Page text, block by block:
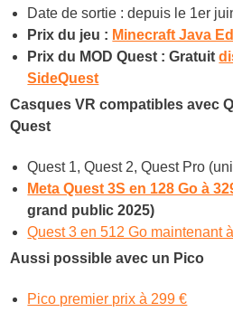
Date de sortie : depuis le 1er
Prix du jeu : Minecraft Java
Prix du MOD Quest : Gratuit
SideQuest
Casques VR compatibles avec
Quest
Quest 1, Quest 2, Quest Pro
Meta Quest 3S en 128 Go à
grand public 2025)
Quest 3 en 512 Go maintenant
Aussi possible avec un Pico
Pico premier prix à 299 €